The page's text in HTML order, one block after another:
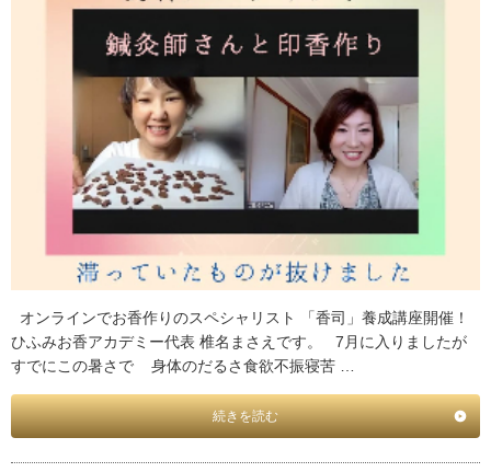
オンラインでお香作りのスペシャリスト 「香司」養成講座開催！
ひふみお香アカデミー代表 椎名まさえです。 7月に入りましたが
すでにこの暑さで 身体のだるさ食欲不振寝苦 …
続きを読む